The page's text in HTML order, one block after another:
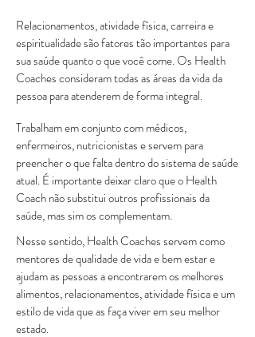
Relacionamentos, atividade física, carreira e
espiritualidade são fatores tão importantes para
sua saúde quanto o que você come. Os Health
Coaches consideram todas as áreas da vida da
pessoa para atenderem de forma integral.
Trabalham em conjunto com médicos,
enfermeiros, nutricionistas e servem para
preencher o que falta dentro do sistema de saúde
atual. É importante deixar claro que o Health
Coach não substitui outros profissionais da
saúde, mas sim os complementam.
Nesse sentido, Health Coaches servem como
mentores de qualidade de vida e bem estar e
ajudam as pessoas a encontrarem os melhores
alimentos, relacionamentos, atividade física e um
estilo de vida que as faça viver em seu melhor
estado.